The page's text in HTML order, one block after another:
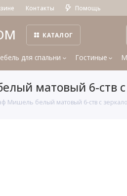
Контакты Помощь
КАТАЛОГ
для спальни Гостиные
матовый 6-ств с
Мишель белый матовый 6-ств с